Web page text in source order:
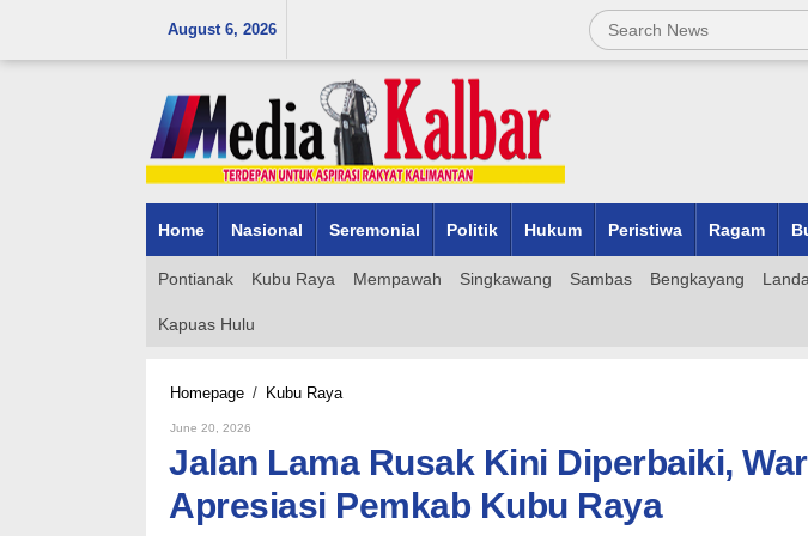
August 6, 2026
Home Nasional Seremonial Politik Hukum Peristiwa Ragam
Pontianak Kubu Raya Mempawah Singkawang Sambas Bengkayang
Kapuas Hulu
Homepage / Kubu RayaJalan
Kini
Diperbaiki,
Warga
Parit
June 20, 2026
Jalan Lama Rusak Kini Diperbaiki,
Apresiasi Pemkab Kubu Raya